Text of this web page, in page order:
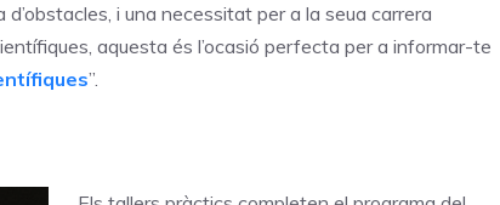
i una necessitat per a la seua carrera
aquesta és l’ocasió perfecta per a informar-te
”.